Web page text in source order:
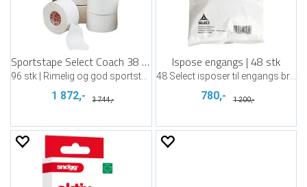
Sportstape Select Coach 38 mm x 9 m
1 872,- 3 744,-
Ispose engangs | 48 stk
48 Select isposer til engangs bruk
780,- 1 200,-